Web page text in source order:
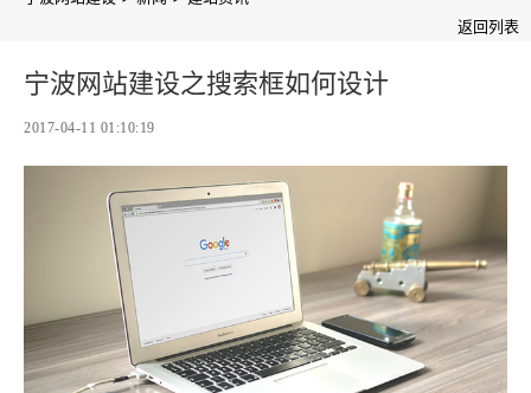
返回列表
宁波网站建设之搜索框如何设计
2017-04-11 01:10:19